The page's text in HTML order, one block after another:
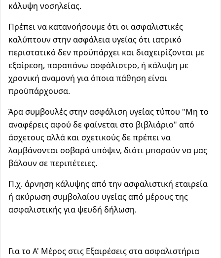
κάλυψη νοσηλείας.
Πρέπει να κατανοήσουμε ότι οι ασφαλιστικές
καλύπτουν στην ασφάλεια υγείας ότι ιατρικό
περιστατικό δεν προϋπάρχει και διαχειρίζονται με
εξαίρεση, παραπάνω ασφάλιστρο, ή κάλυψη με
χρονική αναμονή για όποια πάθηση είναι
προϋπάρχουσα.
Άρα συμβουλές στην ασφάλιση υγείας τύπου "Μη το
αναφέρεις αφού δε φαίνεται στο βιβλιάριο" από
άσχετους αλλά και σχετικούς δε πρέπει να
λαμβάνονται σοβαρά υπόψιν, διότι μπορούν να μας
βάλουν σε περιπέτειες.
Π.χ. άρνηση κάλυψης από την ασφαλιστική εταιρεία
ή ακύρωση συμβολαίου υγείας από μέρους της
ασφαλιστικής για ψευδή δήλωση.
Για το Α' Μέρος στις Εξαιρέσεις στα ασφαλιστήρια